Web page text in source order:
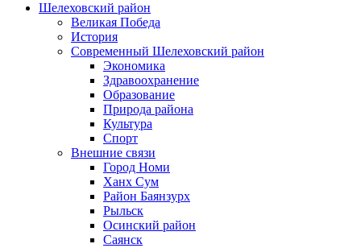
Шелеховский район
Великая Победа
История
Современный Шелеховский район
Экономика
Здравоохранение
Образование
Природа района
Культура
Спорт
Внешние связи
Город Номи
Ханх Сум
Район Баянзурх
Рыльск
Осинский район
Саянск